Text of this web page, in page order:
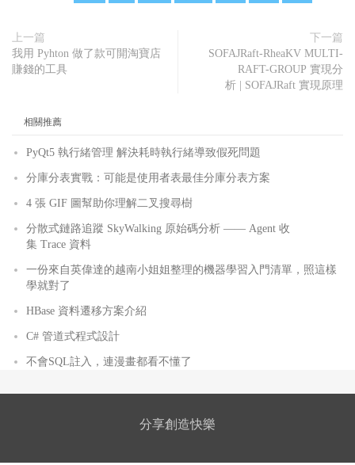
上一篇
我用 Pyhton 做了款可開淘寶店
賺錢的工具
下一篇
SOFAJRaft-RheaKV MULTI-
RAFT-GROUP 實現分
析 | SOFAJRaft 實現原理
相關推薦
PyQt5 執行緒管理 解決耗時執行緒導致假死問題
分庫分表實戰：可能是使用者表最佳分庫分表方案
4 張 GIF 圖幫助你理解二叉搜尋樹
分散式鏈路追蹤 SkyWalking 原始碼分析 —— Agent 收
集 Trace 資料
一份來自英偉達的越南小姐姐整理的機器學習入門清單，照這樣
學就對了
HBase 資料遷移方案介紹
C# 管道式程式設計
不會SQL註入，連漫畫都看不懂了
分享創造快樂